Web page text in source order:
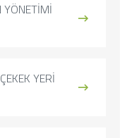
YÖNETİMİ
YERİ